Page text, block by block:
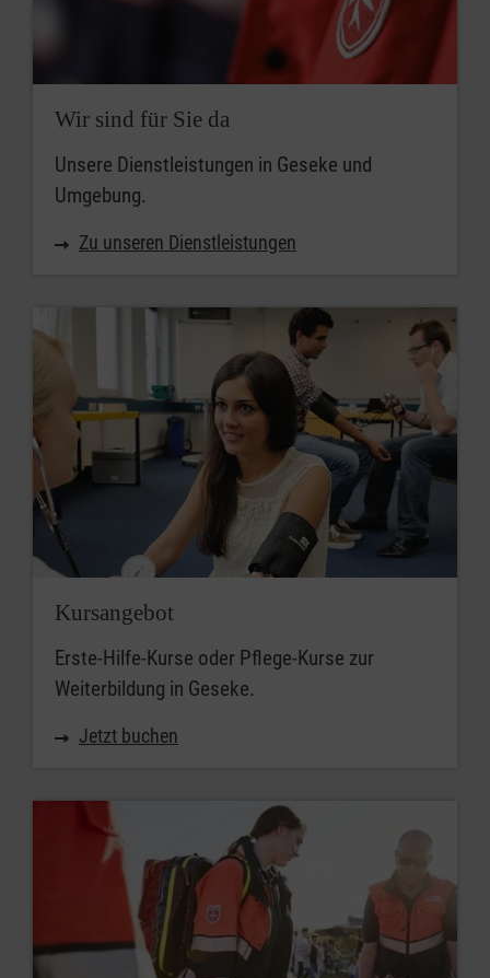
Wir sind für Sie da
Unsere Dienstleistungen in Geseke und
Umgebung.
Zu unseren Dienstleistungen
Kursangebot
Erste-Hilfe-Kurse oder Pflege-Kurse zur
Weiterbildung in Geseke.
Jetzt buchen